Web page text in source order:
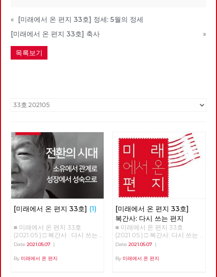
«
[미래에서 온 편지 33호] 정세: 5월의 정세
[미래에서 온 편지 33호] 축사
»
목록보기
[미래에서 온 편지 33호] (1)
■ 미래에서 온 편지 33호
(2021.05.) □ 복간사 : 다시 쓰는
편지 □ 축사 □ 특집 : 소유에서
세 : 5월의 정세 □ 사람 : 러빙 속
Date 2021.05.07 |
By 미래에서 온 편지
[미래에서 온 편지 33호]
복간사: 다시 쓰는 편지
■ 미래에서 온 편지 33호
(2021.05.) □ 복간사: 다시 쓰는
편지 노동당 기관지 [미래에서
6월 32호 이후 5년 만의 복간입
Date 2021.05.07|
By 미래에서 온 편지